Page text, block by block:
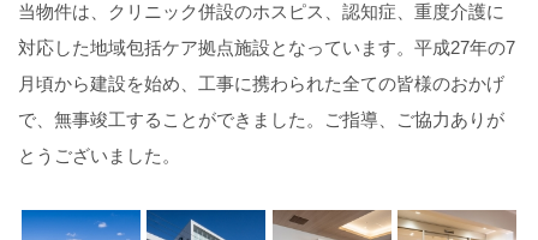
当物件は、クリニック併設のホスピス、認知症、重度介護に
対応した地域包括ケア拠点施設となっています。平成27年の7
月頃から建設を始め、工事に携わられた全ての皆様のおかげ
で、無事竣工することができました。ご指導、ご協力ありが
とうございました。